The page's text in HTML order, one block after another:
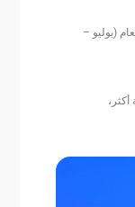
(يوليو –